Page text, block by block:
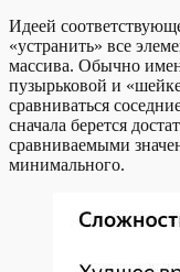
Идеей
«устранить» все
массива. Обычно
пузырьковой и
сравниваться
сначала берется
сравниваемыми
минимального.